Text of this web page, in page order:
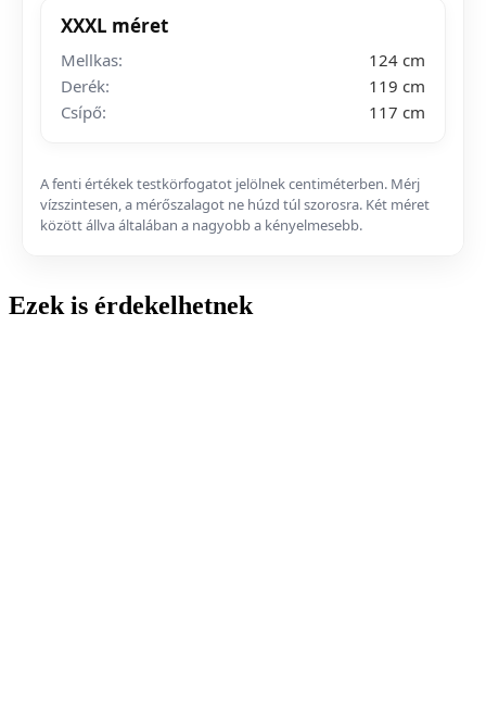
XXXL méret
Mellkas:
124 cm
Derék:
119 cm
Csípő:
117 cm
A fenti értékek testkörfogatot jelölnek centiméterben. Mérj
vízszintesen, a mérőszalagot ne húzd túl szorosra. Két méret
között állva általában a nagyobb a kényelmesebb.
Ezek is érdekelhetnek